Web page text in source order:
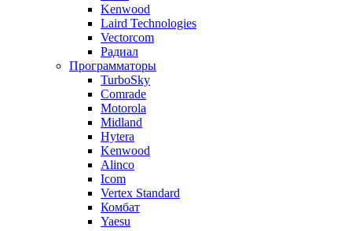
Kenwood
Laird Technologies
Vectorcom
Радиал
Программаторы
TurboSky
Comrade
Motorola
Midland
Hytera
Kenwood
Alinco
Icom
Vertex Standard
Комбат
Yaesu